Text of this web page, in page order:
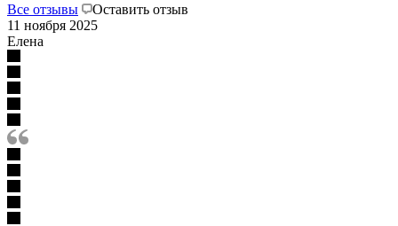
Все отзывы
Оставить отзыв
11 ноября 2025
Елена